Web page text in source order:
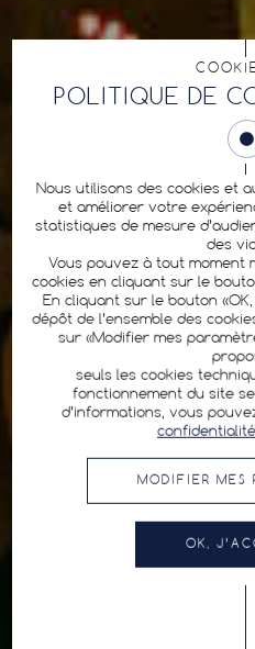
POLITIQUE DE
Nous utilisons des cookies et
et améliorer votre
statistiques de mesure
des
Vous pouvez à tout moment
cookies en cliquant sur le
En cliquant sur le bouton
dépôt de l’ensemble des
sur «Modifier mes
seuls les cookies
fonctionnement du site
d’informations, vous
MODIFIER MES
OK,